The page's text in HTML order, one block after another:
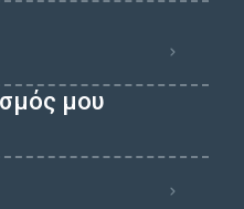
μου